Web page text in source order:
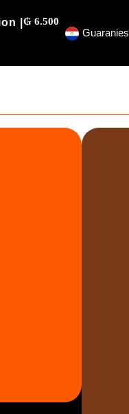
| ₲ 6.500
Guaranies